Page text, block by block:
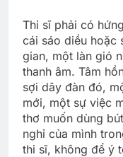
Thi sĩ phải có
cái sáo diều hoặc
gian, một làn gió
thanh âm. Tâm
sợi dây đàn đó,
mới, một sự việc
thơ muốn dùng
nghỉ của mình
thi sĩ, không để ý